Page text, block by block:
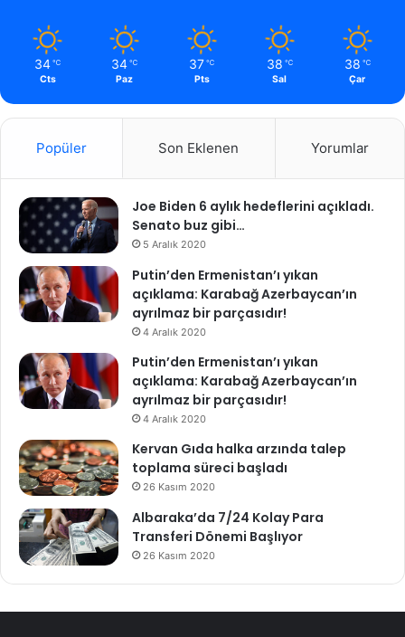
34 ℃
Cts
34 ℃
Paz
37 ℃
Pts
38 ℃
Sal
38 ℃
Çar
Popüler Son Eklenen Yorumlar
Joe Biden 6 aylık hedeflerini açıkladı.
Senato buz gibi…
5 Aralık 2020
Putin’den Ermenistan’ı yıkan
açıklama: Karabağ Azerbaycan’ın
ayrılmaz bir parçasıdır!
4 Aralık 2020
Putin’den Ermenistan’ı yıkan
açıklama: Karabağ Azerbaycan’ın
ayrılmaz bir parçasıdır!
4 Aralık 2020
Kervan Gıda halka arzında talep
toplama süreci başladı
26 Kasım 2020
Albaraka’da 7/24 Kolay Para
Transferi Dönemi Başlıyor
26 Kasım 2020